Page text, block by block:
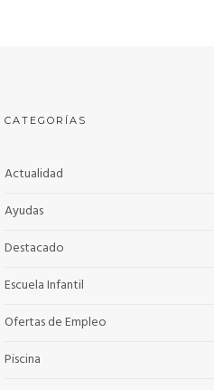
CATEGORÍAS
Actualidad
Ayudas
Destacado
Escuela Infantil
Ofertas de Empleo
Piscina